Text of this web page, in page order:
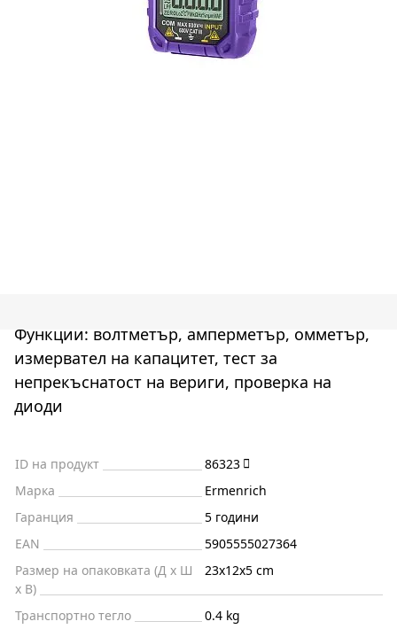
Функции: волтметър, амперметър, омметър,
измервател на капацитет, тест за
непрекъснатост на вериги, проверка на
диоди
ID на продукт
86323
Марка
Ermenrich
Гаранция
5 години
EAN
5905555027364
Размер на опаковката (Д x Ш
x В)
23x12x5 cm
Транспортно тегло 0.4 kg